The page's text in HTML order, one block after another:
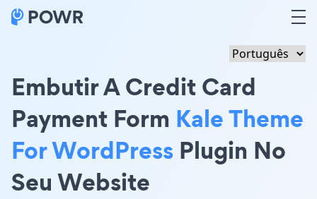
Embutir A Credit Card
Payment Form Kale Theme
For WordPress Plugin No
Seu Website